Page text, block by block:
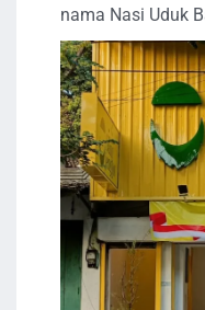
nama Nasi Uduk